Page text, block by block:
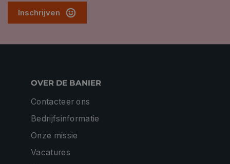
Inschrijven
OVER DE BANIER
Contacteer ons
Bedrijfsinformatie
Onze missie
Vacatures